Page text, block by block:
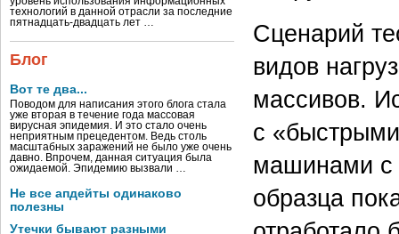
технологий в данной отрасли за последние
пятнадцать-двадцать лет …
Блог
Вот те два...
Поводом для написания этого блога стала
уже вторая в течение года массовая
вирусная эпидемия. И это стало очень
неприятным прецедентом. Ведь столь
масштабных заражений не было уже очень
давно. Впрочем, данная ситуация была
ожидаемой. Эпидемию вызвали …
Не все апдейты одинаково
полезны
Утечки бывают разными
Сценарий
видов
массивов.
с
машинами с
образца